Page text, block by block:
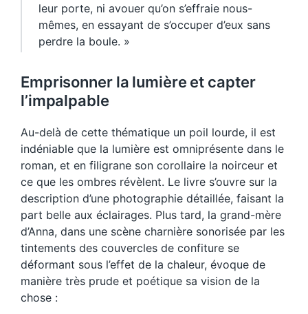
leur porte, ni avouer qu’on s’effraie nous-
mêmes, en essayant de s’occuper d’eux sans
perdre la boule. »
Emprisonner la lumière et capter
l’impalpable
Au-delà de cette thématique un poil lourde, il est
indéniable que la lumière est omniprésente dans le
roman, et en filigrane son corollaire la noirceur et
ce que les ombres révèlent. Le livre s’ouvre sur la
description d’une photographie détaillée, faisant la
part belle aux éclairages. Plus tard, la grand-mère
d’Anna, dans une scène charnière sonorisée par les
tintements des couvercles de confiture se
déformant sous l’effet de la chaleur, évoque de
manière très prude et poétique sa vision de la
chose :